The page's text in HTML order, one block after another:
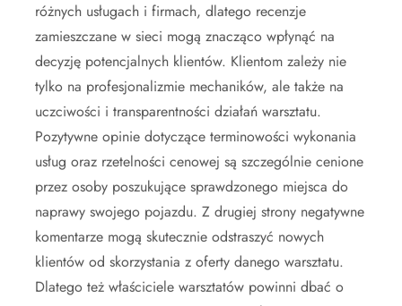
różnych usługach i firmach, dlatego recenzje
zamieszczane w sieci mogą znacząco wpłynąć na
decyzję potencjalnych klientów. Klientom zależy nie
tylko na profesjonalizmie mechaników, ale także na
uczciwości i transparentności działań warsztatu.
Pozytywne opinie dotyczące terminowości wykonania
usług oraz rzetelności cenowej są szczególnie cenione
przez osoby poszukujące sprawdzonego miejsca do
naprawy swojego pojazdu. Z drugiej strony negatywne
komentarze mogą skutecznie odstraszyć nowych
klientów od skorzystania z oferty danego warsztatu.
Dlatego też właściciele warsztatów powinni dbać o